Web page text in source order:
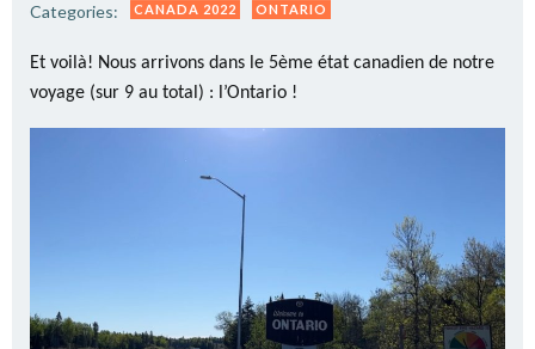
Categories: CANADA 2022 ONTARIO
Et voilà! Nous arrivons dans le 5ème état canadien de notre
voyage (sur 9 au total) : l’Ontario !